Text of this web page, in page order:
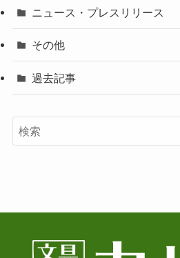
ニュース・プレスリリース
その他
過去記事